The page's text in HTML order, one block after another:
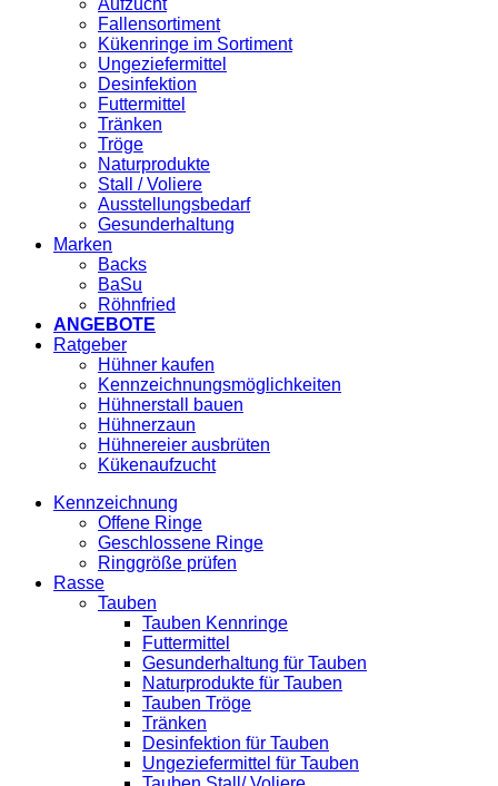
Aufzucht
Fallensortiment
Kükenringe im Sortiment
Ungeziefermittel
Desinfektion
Futtermittel
Tränken
Tröge
Naturprodukte
Stall / Voliere
Ausstellungsbedarf
Gesunderhaltung
Marken
Backs
BaSu
Röhnfried
ANGEBOTE
Ratgeber
Hühner kaufen
Kennzeichnungsmöglichkeiten
Hühnerstall bauen
Hühnerzaun
Hühnereier ausbrüten
Kükenaufzucht
Kennzeichnung
Offene Ringe
Geschlossene Ringe
Ringgröße prüfen
Rasse
Tauben
Tauben Kennringe
Futtermittel
Gesunderhaltung für Tauben
Naturprodukte für Tauben
Tauben Tröge
Tränken
Desinfektion für Tauben
Ungeziefermittel für Tauben